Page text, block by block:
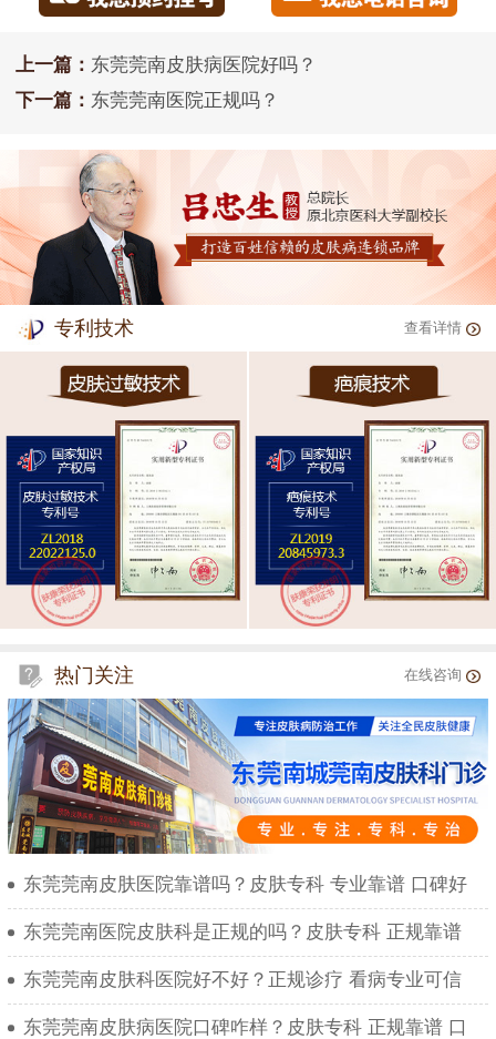
上一篇： 东莞莞南皮肤病医院好吗？
下一篇： 东莞莞南医院正规吗？
专利技术 查看详情
热门关注 在线咨询
东莞莞南皮肤医院靠谱吗？皮肤专科 专业靠谱 口碑好
东莞莞南医院皮肤科是正规的吗？皮肤专科 正规靠谱
东莞莞南皮肤科医院好不好？正规诊疗 看病专业可信
东莞莞南皮肤病医院口碑咋样？皮肤专科 正规靠谱 口